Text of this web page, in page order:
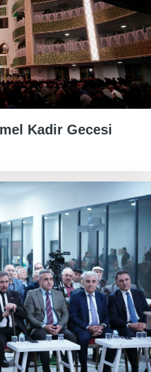
Kadir Gecesi